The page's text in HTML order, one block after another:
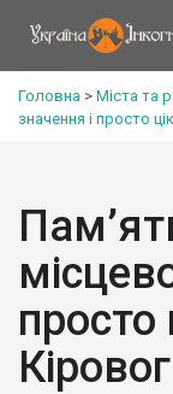
Головна > Міста та
значення і просто
просто